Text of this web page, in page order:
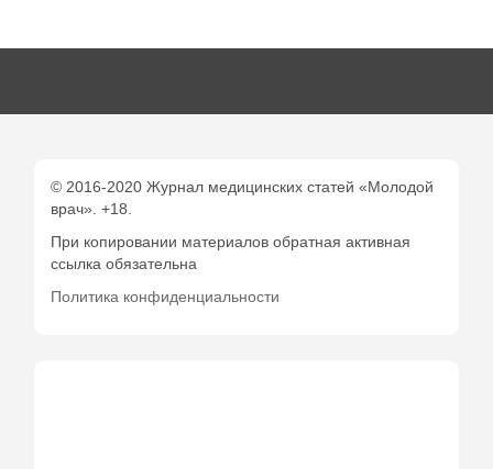
© 2016-2020 Журнал медицинских статей «Молодой
врач». +18.
При копировании материалов обратная активная
ссылка обязательна
Политика конфиденциальности